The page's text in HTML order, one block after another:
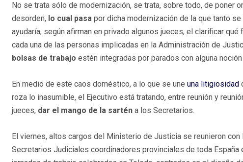
No se trata sólo de modernización, se trata, sobre todo, de poner
desorden, lo cual pasa por dicha modernización de la que tanto se
ayudaría, según afirman en privado algunos jueces, el clarificar qué
cada una de las personas implicadas en la Administración de
bolsas de trabajo estén integradas por parados con alguna noción
En medio de este caos doméstico, a lo que se une una litigiosidad
roza lo inasumible, el Ejecutivo está tratando, entre reunión y
jueces, dar el mango de la sartén a los Secretarios.
El viernes, altos cargos del Ministerio de Justicia se reunieron con
Secretarios Judiciales coordinadores provinciales de toda España